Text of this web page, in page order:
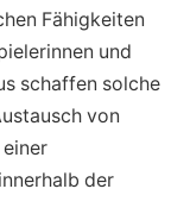
Fähigkeiten
und
schaffen solche
von
der